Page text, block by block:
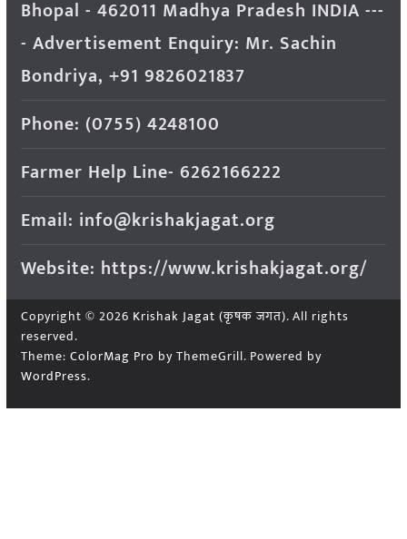
Bhopal - 462011 Madhya Pradesh INDIA ---
- Advertisement Enquiry: Mr. Sachin
Bondriya, +91 9826021837
Phone: (0755) 4248100
Farmer Help Line- 6262166222
Email: info@krishakjagat.org
Website: https://www.krishakjagat.org/
Copyright © 2026 Krishak Jagat (कृषक जगत). All rights
reserved.
Theme: ColorMag Pro by ThemeGrill. Powered by
WordPress.